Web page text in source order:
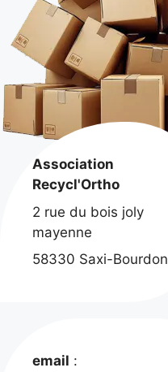
Association
Recycl'Ortho
2 rue du bois joly
mayenne
58330 Saxi-Bourdon
email :